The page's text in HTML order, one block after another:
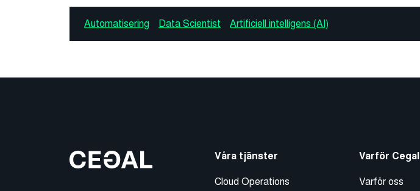
Automatisering Data Scientist Artificiell intelligens (AI)
Våra tjänster
Cloud Operations
Varför Cegal
Varför oss